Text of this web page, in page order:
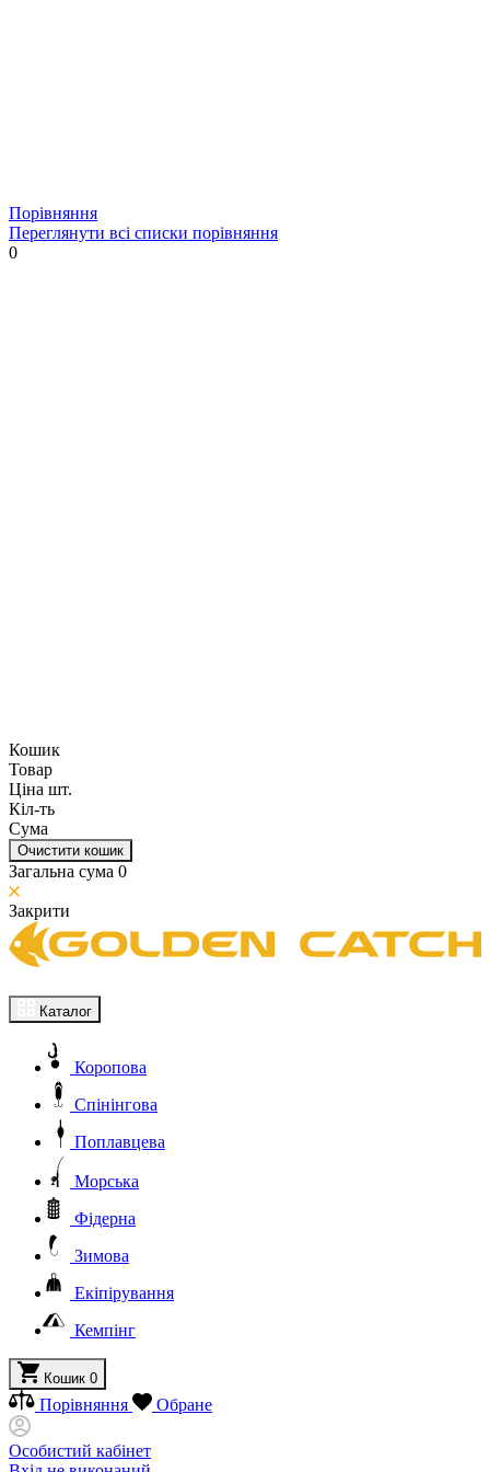
Порівняння
Переглянути всі списки порівняння
0
Кошик
Товар
Ціна шт.
Кіл-ть
Сума
Очистити кошик
Загальна сума 0
Закрити
Каталог
Коропова
Спінінгова
Поплавцева
Морська
Фідерна
Зимова
Екіпірування
Кемпінг
Кошик 0
Порівняння Обране
Особистий кабінет